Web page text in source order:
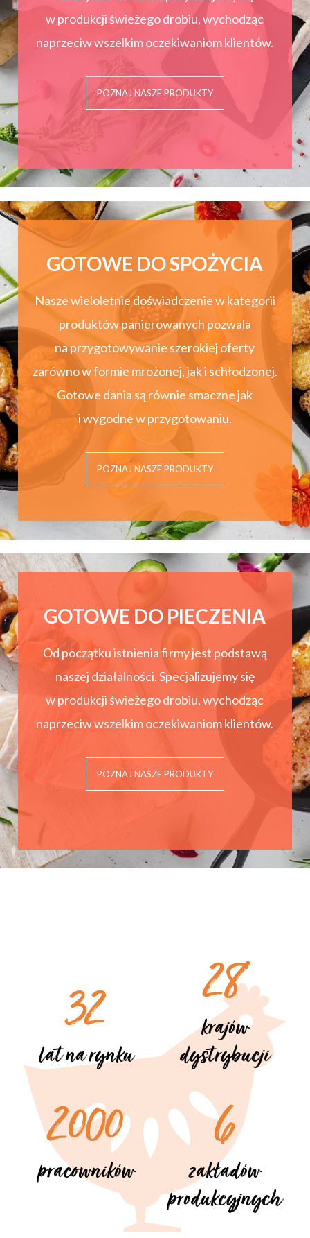
w produkcji świeżego drobiu, wychodząc
naprzeciw wszelkim oczekiwaniom klientów.
POZNAJ NASZE PRODUKTY
GOTOWE DO SPOŻYCIA
Nasze wieloletnie doświadczenie w kategorii
produktów panierowanych pozwala
na przygotowywanie szerokiej oferty
zarówno w formie mrożonej, jak i schłodzonej.
Gotowe dania są równie smaczne jak
i wygodne w przygotowaniu.
POZNAJ NASZE PRODUKTY
GOTOWE DO PIECZENIA
Od początku istnienia firmy jest podstawą
naszej działalności. Specjalizujemy się
w produkcji świeżego drobiu, wychodząc
naprzeciw wszelkim oczekiwaniom klientów.
POZNAJ NASZE PRODUKTY
32
lat na rynku
28
krajów
dystrybucji
2000
pracowników
6
zakładów
produkcyjnych